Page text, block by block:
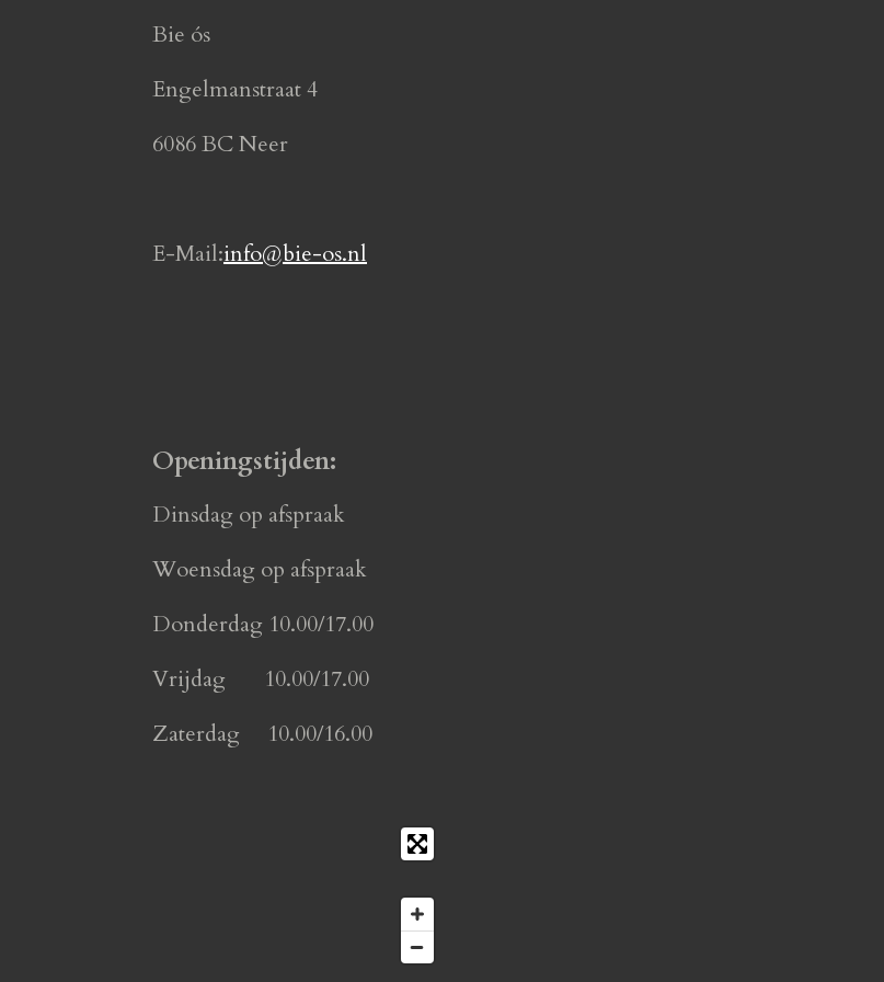
e
b
o
k
g
a
Bie ós
Engelmanstraat 4
6086 BC Neer
E-Mail:info@bie-os.nl
Openingstijden:
Dinsdag op afspraak
Woensdag op afspraak
Donderdag 10.00/17.00
Vrijdag 10.00/17.00
Zaterdag 10.00/16.00